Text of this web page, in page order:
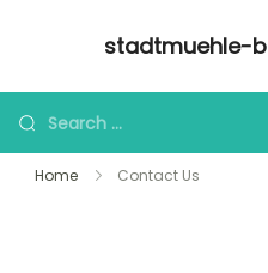
stadtmuehle-
Looking
for
Something?
Home Contact Us